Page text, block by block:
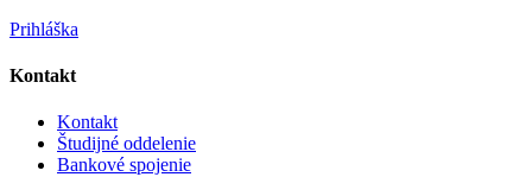
Prihláška
Kontakt
Kontakt
Študijné oddelenie
Bankové spojenie